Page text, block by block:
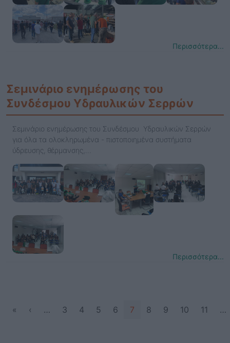
Περισσότερα...
Σεμινάριο ενημέρωσης του
Συνδέσμου Υδραυλικών Σερρών
Σεμινάριο ενημέρωσης του Συνδέσμου Υδραυλικών Σερρών
για όλα τα ολοκληρωμένα - πιστοποιημένα συστήματα
ύδρευσης, θέρμανσης,…
Περισσότερα...
Σελιδοποίηση
« First page
‹ Προηγούμενη σελίδα
… 3 4 5 6 7 8 9 10 11 …